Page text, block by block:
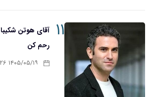
۱۱
آقای هوتن
رحم کن
۱۴۰۵/۰۵/۱۹ ۱۶:۲۶